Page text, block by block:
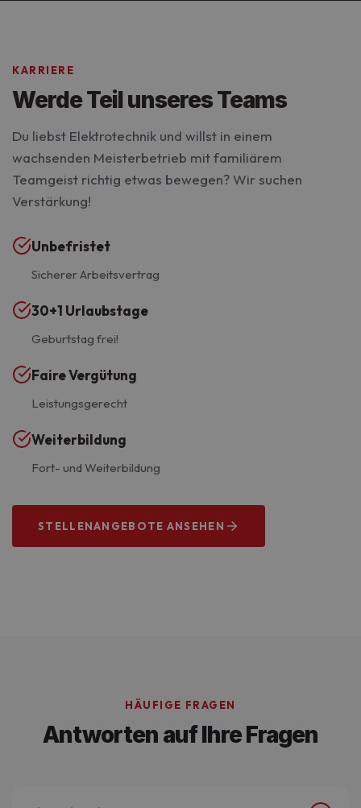
KARRIERE
Werde Teil unseres Teams
Du liebst Elektrotechnik und willst in einem
wachsenden Meisterbetrieb mit familiärem
Teamgeist richtig etwas bewegen? Wir suchen
Verstärkung!
Unbefristet
Sicherer Arbeitsvertrag
30+1 Urlaubstage
Geburtstag frei!
Faire Vergütung
Leistungsgerecht
Weiterbildung
Fort- und Weiterbildung
STELLENANGEBOTE ANSEHEN
HÄUFIGE FRAGEN
Antworten auf Ihre Fragen